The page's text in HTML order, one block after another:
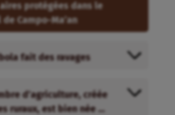
protégées dans le
Campo-Ma’an
fait des ravages
d’agriculture, créée
ruraux, est bien née …